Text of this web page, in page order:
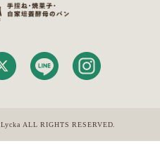
ALL RIGHTS RESERVED.